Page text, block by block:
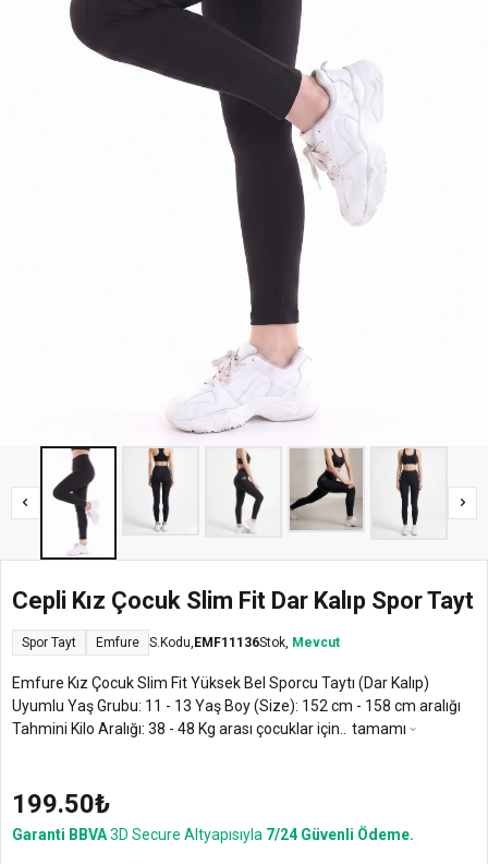
Cepli Kız Çocuk Slim Fit Dar Kalıp Spor Tayt
Spor Tayt Emfure S.Kodu, EMF11136Stok, Mevcut
Emfure Kız Çocuk Slim Fit Yüksek Bel Sporcu Taytı (Dar Kalıp)
Uyumlu Yaş Grubu: 11 - 13 Yaş Boy (Size): 152 cm - 158 cm aralığı
Tahmini Kilo Aralığı: 38 - 48 Kg arası çocuklar için.. tamamı
199.50₺
Garanti BBVA3D Secure Altyapısıyla 7/24 Güvenli Ödeme.